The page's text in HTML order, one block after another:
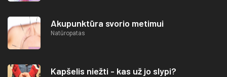
Akupunktūra svorio metimui
Natūropatas
Kapšelis niežti - kas už jo slypi?